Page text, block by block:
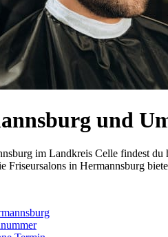
und
im Landkreis Celle findest
Friseursalons in Hermannsburg